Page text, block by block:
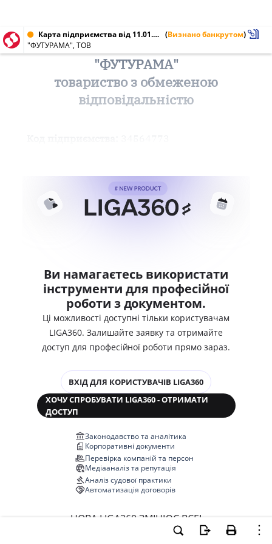
Карта підприємства від 11.01.2012 № 34564773 (Визнано банкрутом)
"ФУТУРАМА", ТОВ
"ФУТУРАМА"
товариство з обмеженою
відповідальністю
Ви намагаєтесь використати
інструменти для професійної
роботи з документом.
Ці можливості доступні тільки користувачам
LIGA360. Залишайте заявку та отримайте
доступ для професійної роботи прямо зараз.
ВХІД ДЛЯ КОРИСТУВАЧІВ LIGA360
ХОЧУ СПРОБУВАТИ LIGA360 - ОТРИМАТИ
ДОСТУП
Законодавство та аналітика
Корпоративні документи
Перевірка компаній та персон
Медіааналіз та репутація
Аналіз судової практики
Автоматизація договорів
НОВА LIGA360 ЗМІНЮЄ ВСЕ!